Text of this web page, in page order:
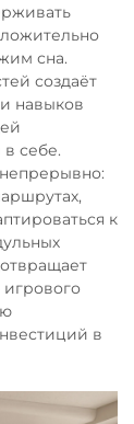
сна.
создаёт
навыков
себе.
к
игрового
в